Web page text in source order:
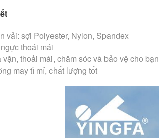
vải: sợi Polyester, Nylon, Spandex
thoái mái
vặn, thoải mái, chăm sóc và bảo vệ cho bạn
may tỉ mỉ, chất lượng tốt